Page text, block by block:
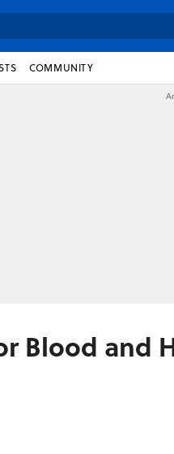
COMMUNITY
Blood and